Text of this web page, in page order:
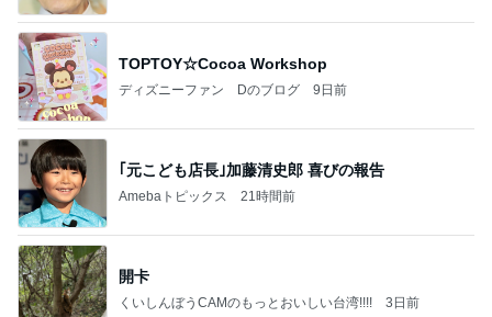
TOPTOY☆Cocoa Workshop
ディズニーファン Dのブログ 9日前
｢元こども店長｣加藤清史郎 喜びの報告
Amebaトピックス 21時間前
開卡
くいしんぼうCAMのもっとおいしい台湾!!!! 3日前